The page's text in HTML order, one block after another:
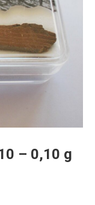
– 0,10 g